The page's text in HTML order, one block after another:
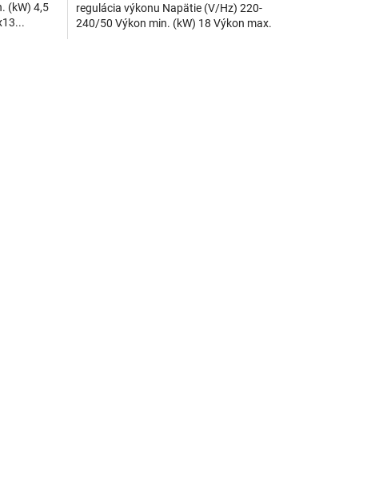
(kW) 4,5
regulácia výkonu Napätie (V/Hz) 220-
240/50 Výkon min. (kW) 18 Výkon max.